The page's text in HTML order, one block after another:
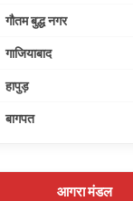
गौतम बुद्ध नगर
गाजियाबाद
हापुड़
बागपत
आगरा मंडल